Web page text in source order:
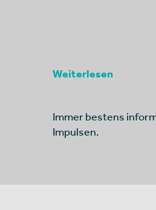
Weiterlesen
Immer bestens
Impulsen.